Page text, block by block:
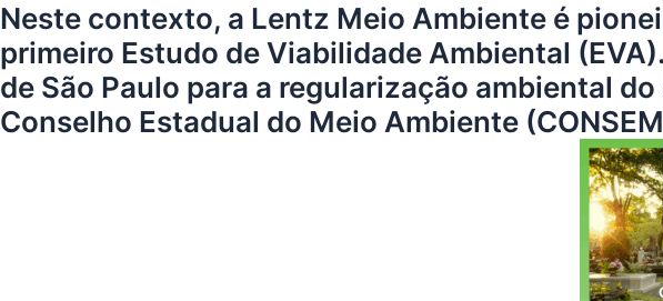
Neste contexto, a Lentz Meio Ambiente é
primeiro Estudo de Viabilidade Ambiental
de São Paulo para a regularização ambiental
Conselho Estadual do Meio Ambiente